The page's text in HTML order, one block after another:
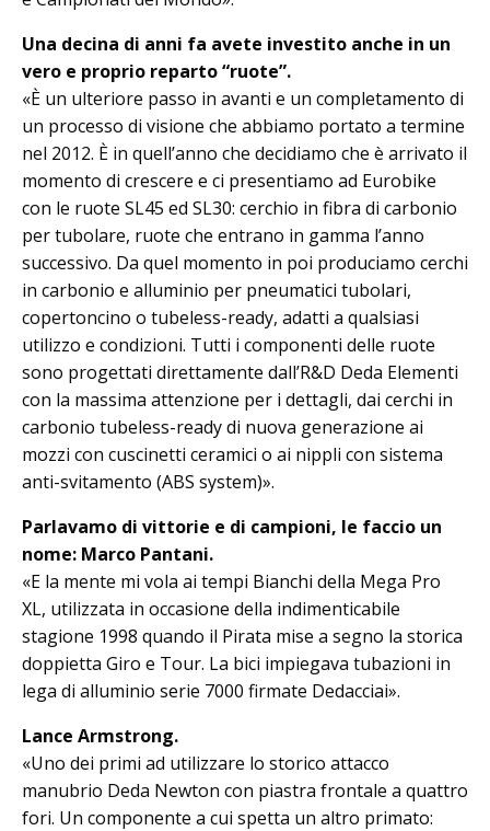
Una decina di anni fa avete investito anche in un
vero e proprio reparto “ruote”.
«È un ulteriore passo in avanti e un completamento di
un processo di visione che abbiamo portato a termine
nel 2012. È in quell’anno che decidiamo che è arrivato il
momento di crescere e ci presentiamo ad Eurobike
con le ruo­te SL45 ed SL30: cerchio in fibra di carbonio
per tubolare, ruote che entrano in gamma l’anno
successivo. Da quel momento in poi produciamo cerchi
in carbonio e alluminio per pneumatici tubolari,
copertoncino o tubeless-ready, adatti a qualsiasi
utilizzo e condizioni. Tutti i componenti delle ruote
sono progettati direttamente dall’R&D Deda Elementi
con la massima attenzione per i dettagli, dai cerchi in
carbonio tubeless-ready di nuova generazione ai
mozzi con cuscinetti ceramici o ai nippli con sistema
anti-svitamento (ABS system)».
Parlavamo di vittorie e di campioni, le faccio un
nome: Marco Pantani.
«E la mente mi vola ai tempi Bianchi della Mega Pro
XL, utilizzata in occasione della indimenticabile
stagione 1998 quando il Pirata mise a segno la storica
doppietta Giro e Tour. La bici impiegava tubazioni in
lega di alluminio serie 7000 firmate Dedacciai».
Lance Armstrong.
«Uno dei primi ad utilizzare lo storico attacco
manubrio Deda Newton con piastra frontale a quattro
fori. Un componente a cui spetta un altro primato: